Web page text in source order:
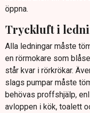
öppna.
Tryckluft i
Alla ledningar måste
en rörmokare som
står kvar i rörkrökar.
slags pumpar måste
behövas proffshjälp,
avloppen i kök, toalett